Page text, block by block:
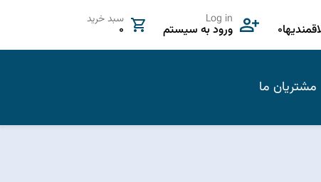
0
Log in
ورود به سیستم
سبد خرید
0
مشتریان ما